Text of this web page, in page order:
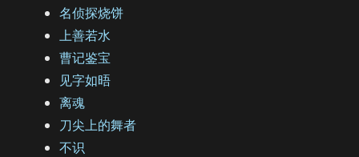
名侦探烧饼
上善若水
曹记鉴宝
见字如晤
离魂
刀尖上的舞者
不识